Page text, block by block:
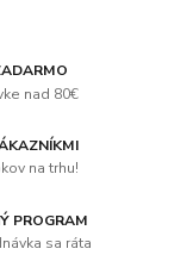
nad 80€
na trhu!
PROGRAM
sa ráta